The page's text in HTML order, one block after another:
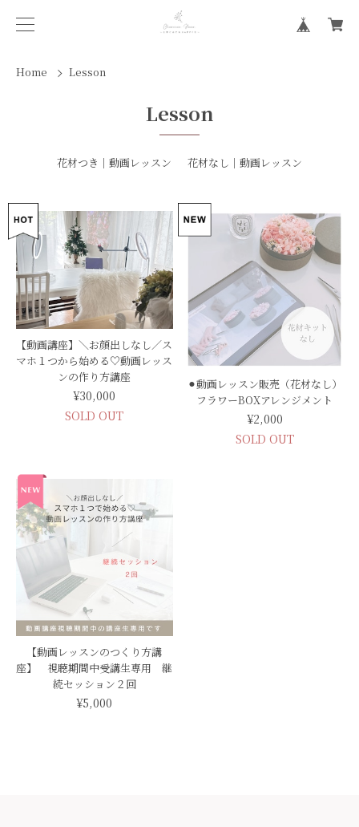
Home Lesson
Lesson
花材つき｜動画レッスン 花材なし｜動画レッスン
【動画講座】＼お顔出しなし／ス
マホ１つから始める♡動画レッス
ンの作り方講座
¥30,000
SOLD OUT
⚫︎動画レッスン販売（花材なし）
フラワーBOXアレンジメント
¥2,000
SOLD OUT
【動画レッスンのつくり方講
座】 視聴期間中受講生専用 継
続セッション２回
¥5,000